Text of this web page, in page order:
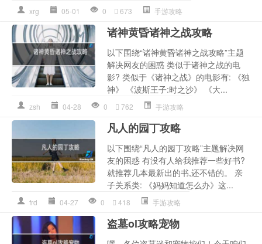
xrg 05-01 0 673 手游攻略
诸神黄昏诸神之战攻略
以下围绕“诸神黄昏诸神之战攻略”主题
解决网友的困惑 类似于诸神之战的电
影? 类似于《诸神之战》的电影有: 《独
神》 《波斯王子:时之沙》 《大...
zsh 04-28 0 762 手游攻略
凡人的园丁攻略
以下围绕“凡人的园丁攻略”主题解决网
友的困惑 有没有人给我推荐一些好书?
就推荐几本最新出的书,还不错的。 亲
子关系类: 《妈妈知道怎么办》这...
frd 04-27 0 418 手游攻略
盗墓ol攻略宠物